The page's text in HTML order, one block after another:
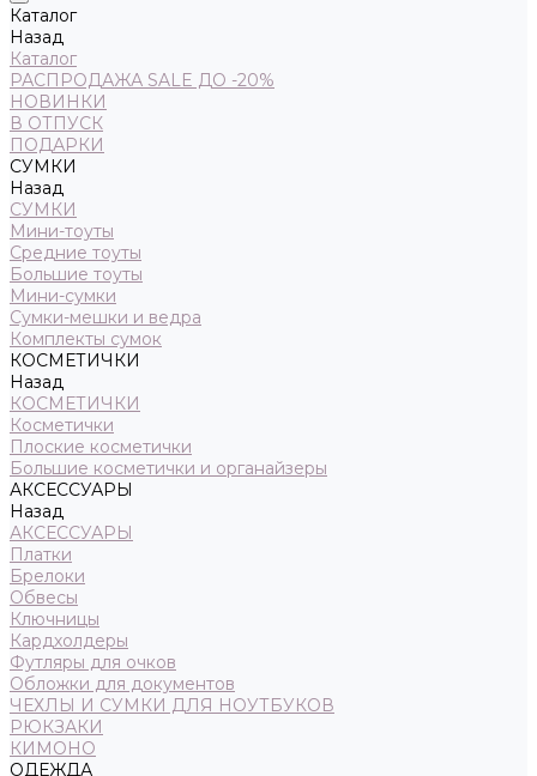
Каталог
Назад
Каталог
РАСПРОДАЖА SALE ДО -20%
НОВИНКИ
В ОТПУСК
ПОДАРКИ
СУМКИ
Назад
СУМКИ
Мини-тоуты
Средние тоуты
Большие тоуты
Мини-сумки
Сумки-мешки и ведра
Комплекты сумок
КОСМЕТИЧКИ
Назад
КОСМЕТИЧКИ
Косметички
Плоские косметички
Большие косметички и органайзеры
АКСЕССУАРЫ
Назад
АКСЕССУАРЫ
Платки
Брелоки
Обвесы
Ключницы
Кардхолдеры
Футляры для очков
Обложки для документов
ЧЕХЛЫ И СУМКИ ДЛЯ НОУТБУКОВ
РЮКЗАКИ
КИМОНО
ОДЕЖДА